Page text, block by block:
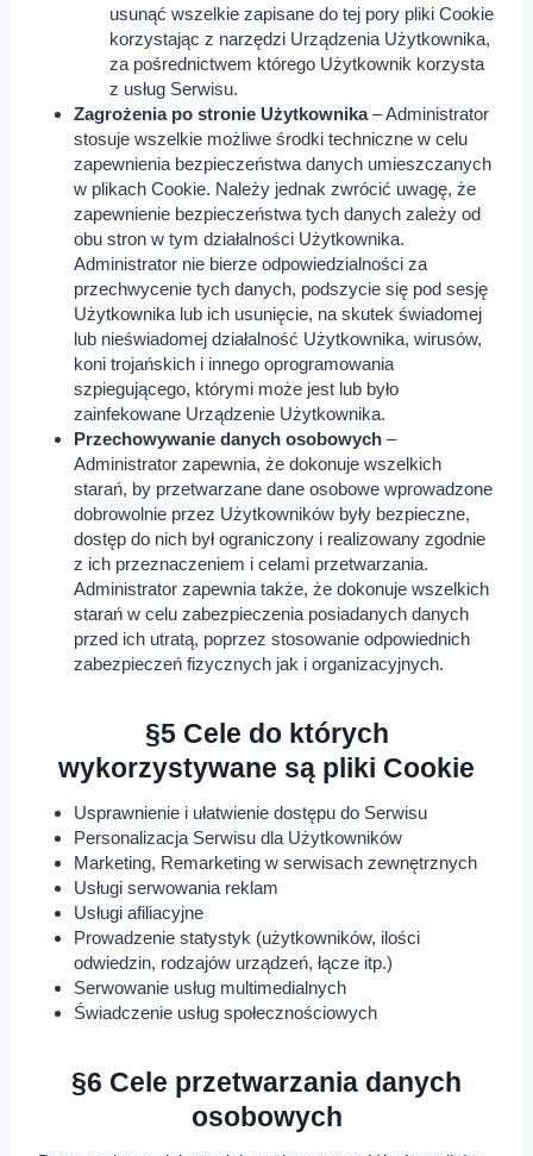
usunąć wszelkie zapisane do tej pory pliki Cookie
korzystając z narzędzi Urządzenia Użytkownika,
za pośrednictwem którego Użytkownik korzysta
z usług Serwisu.
Zagrożenia po stronie Użytkownika– Administrator
stosuje wszelkie możliwe środki techniczne w celu
zapewnienia bezpieczeństwa danych umieszczanych
w plikach Cookie. Należy jednak zwrócić uwagę, że
zapewnienie bezpieczeństwa tych danych zależy od
obu stron w tym działalności Użytkownika.
Administrator nie bierze odpowiedzialności za
przechwycenie tych danych, podszycie się pod sesję
Użytkownika lub ich usunięcie, na skutek świadomej
lub nieświadomej działalność Użytkownika, wirusów,
koni trojańskich i innego oprogramowania
szpiegującego, którymi może jest lub było
zainfekowane Urządzenie Użytkownika.
Przechowywanie danych osobowych –
Administrator zapewnia, że dokonuje wszelkich
starań, by przetwarzane dane osobowe wprowadzone
dobrowolnie przez Użytkowników były bezpieczne,
dostęp do nich był ograniczony i realizowany zgodnie
z ich przeznaczeniem i celami przetwarzania.
Administrator zapewnia także, że dokonuje wszelkich
starań w celu zabezpieczenia posiadanych danych
przed ich utratą, poprzez stosowanie odpowiednich
zabezpieczeń fizycznych jak i organizacyjnych.
§5 Cele do których
wykorzystywane są pliki Cookie
Usprawnienie i ułatwienie dostępu do Serwisu
Personalizacja Serwisu dla Użytkowników
Marketing, Remarketing w serwisach zewnętrznych
Usługi serwowania reklam
Usługi afiliacyjne
Prowadzenie statystyk (użytkowników, ilości
odwiedzin, rodzajów urządzeń, łącze itp.)
Serwowanie usług multimedialnych
Świadczenie usług społecznościowych
§6 Cele przetwarzania danych
osobowych